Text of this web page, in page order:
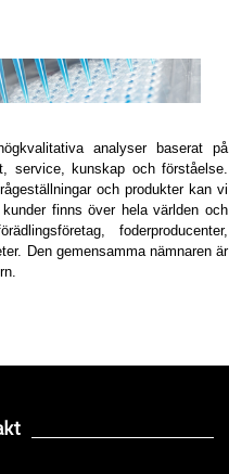
analyser baserat på
service, kunskap och förståelse.
och produkter kan vi
finns över hela världen och
foderproducenter,
Den gemensamma nämnaren är